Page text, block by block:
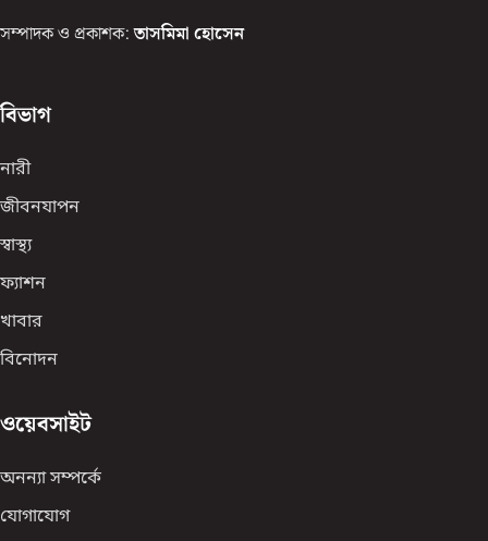
সম্পাদক ও প্রকাশক: তাসমিমা হোসেন
বিভাগ
নারী
জীবনযাপন
স্বাস্থ্য
ফ্যাশন
খাবার
বিনোদন
ওয়েবসাইট
অনন্যা সম্পর্কে
যোগাযোগ